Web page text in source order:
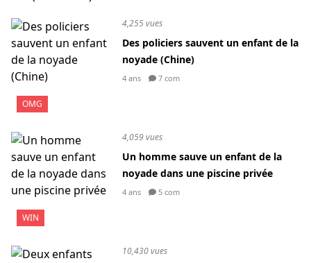
OMG
4,255 vues
Des policiers sauvent un enfant de la
noyade (Chine)
4 ans 7 com
WIN
4,059 vues
Un homme sauve un enfant de la
noyade dans une piscine privée
4 ans 5 com
10,430 vues